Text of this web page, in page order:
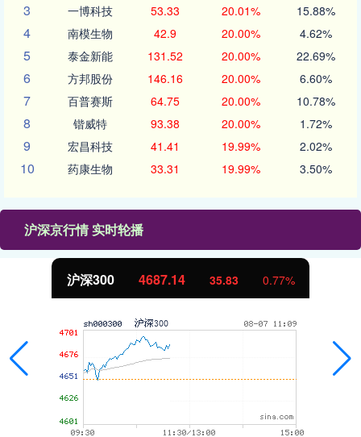
3 一博科技 53.33 20.01% 15.88%
4 南模生物 42.9 20.00% 4.62%
5 泰金新能 131.52 20.00% 22.69%
6 方邦股份 146.16 20.00% 6.60%
7 百普赛斯 64.75 20.00% 10.78%
8 锴威特 93.38 20.00% 1.72%
9 宏昌科技 41.41 19.99% 2.02%
10 药康生物 33.31 19.99% 3.50%
沪深京行情 实时轮播
北证50 1122.84 -0.04 -0.00%